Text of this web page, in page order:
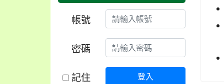
帳號
密碼
記住
登入